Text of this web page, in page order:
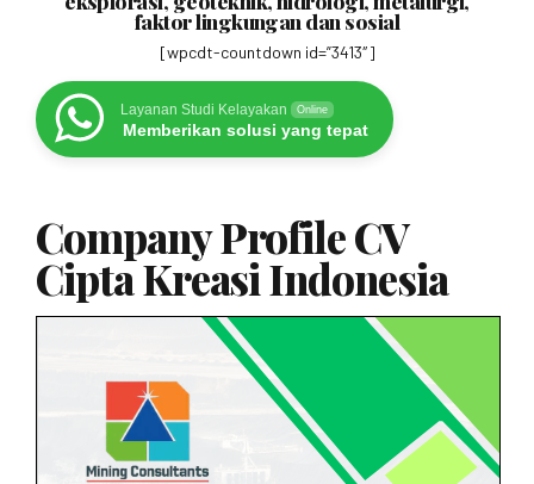
faktor lingkungan dan sosial
[wpcdt-countdown id=”3413″]
Layanan Studi Kelayakan Online
Memberikan solusi yang tepat
Company Profile CV
Cipta Kreasi Indonesia